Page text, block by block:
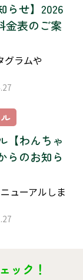
らせ】2026
金表のご案
グラムや
【わんちゃ
らのお知ら
ューアルしま
ック！